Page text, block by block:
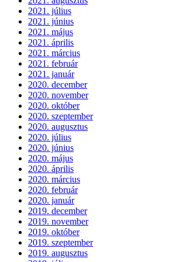
2021. július
2021. június
2021. május
2021. április
2021. március
2021. február
2021. január
2020. december
2020. november
2020. október
2020. szeptember
2020. augusztus
2020. július
2020. június
2020. május
2020. április
2020. március
2020. február
2020. január
2019. december
2019. november
2019. október
2019. szeptember
2019. augusztus